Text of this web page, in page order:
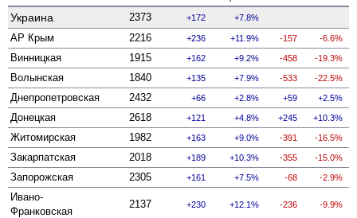
Украина 2373 172 7.8%
АР Крым 2216 236 11.9% -157 -6.6%
Винницкая 1915 162 9.2% -458 -19.3%
Волынская 1840 135 7.9% -533 -22.5%
Днепропетровская 2432 66 2.8% 59 2.5%
Донецкая 2618 121 4.8% 245 10.3%
Житомирская 1982 163 9.0% -391 -16.5%
Закарпатская 2018 189 10.3% -355 -15.0%
Запорожская 2305 161 7.5% -68 -2.9%
Ивано-
Франковская
2137 230 12.1% -236 -9.9%